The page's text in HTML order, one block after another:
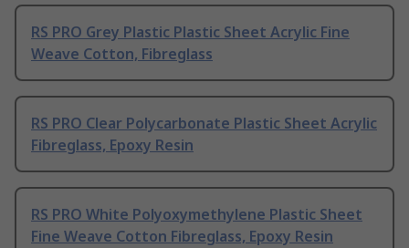
RS PRO Grey Plastic Plastic Sheet Acrylic Fine
Weave Cotton, Fibreglass
RS PRO Clear Polycarbonate Plastic Sheet Acrylic
Fibreglass, Epoxy Resin
RS PRO White Polyoxymethylene Plastic Sheet
Fine Weave Cotton Fibreglass, Epoxy Resin